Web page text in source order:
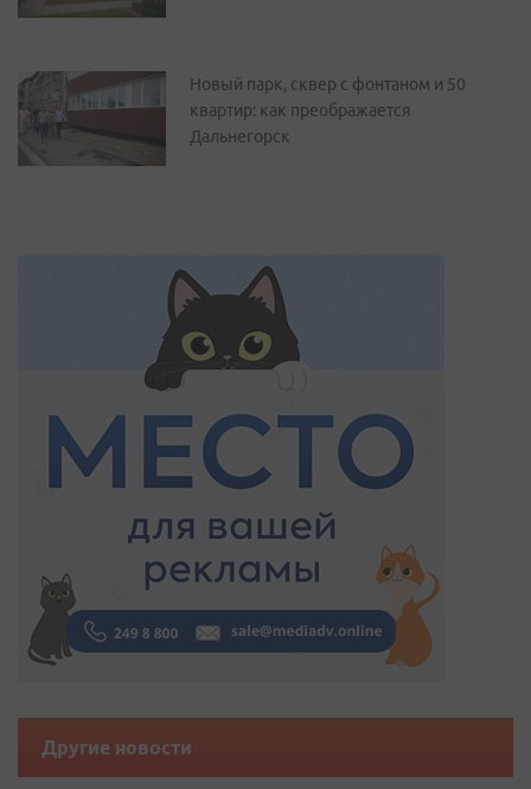
Новый парк, сквер с фонтаном и 50
квартир: как преображается
Дальнегорск
Другие новости